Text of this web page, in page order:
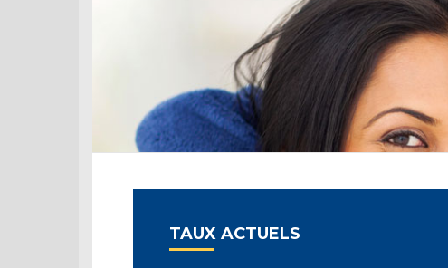
TAUX ACTUELS